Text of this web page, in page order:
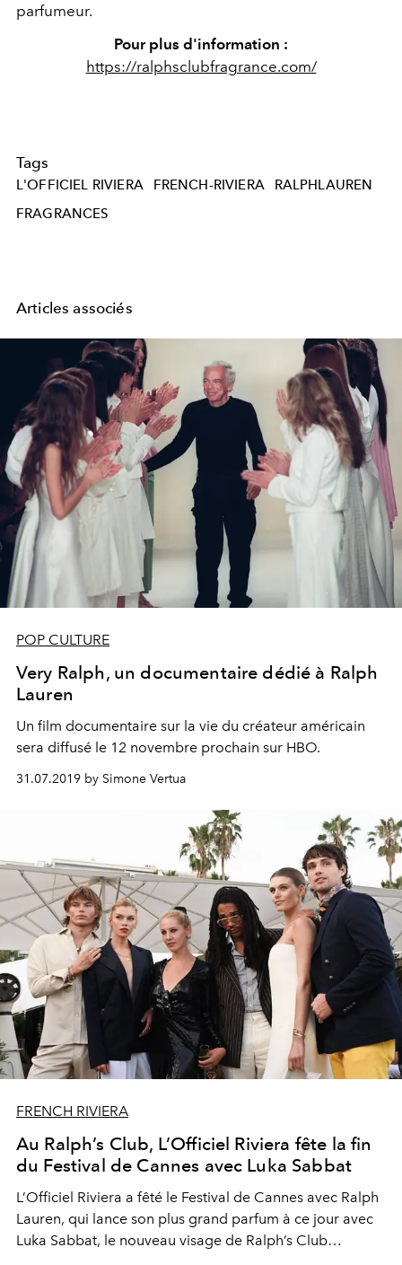
parfumeur.
Pour plus d'information :
https://ralphsclubfragrance.com/
Tags
L'OFFICIEL RIVIERA FRENCH-RIVIERA
RALPHLAUREN
FRAGRANCES
Articles associés
POP CULTURE
Very Ralph, un documentaire dédié à Ralph
Lauren
Un film documentaire sur la vie du créateur américain
sera diffusé le 12 novembre prochain sur HBO.
31.07.2019 by Simone Vertua
FRENCH RIVIERA
Au Ralph’s Club, L’Officiel Riviera fête la fin
du Festival de Cannes avec Luka Sabbat
L’Officiel Riviera a fêté le Festival de Cannes avec Ralph
Lauren, qui lance son plus grand parfum à ce jour avec
Luka Sabbat, le nouveau visage de Ralph’s Club